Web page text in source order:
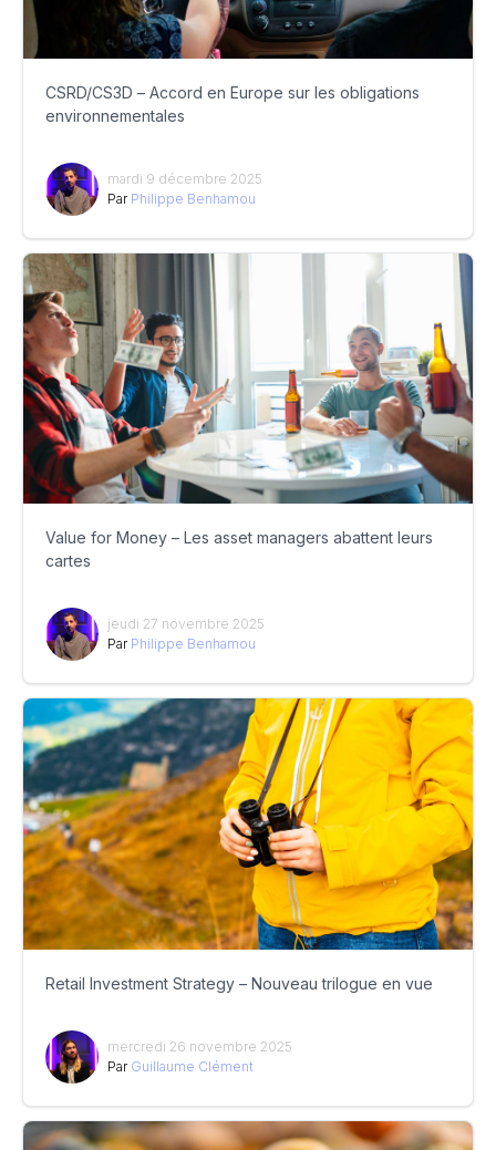
CSRD/CS3D – Accord en Europe sur les obligations
environnementales
mardi 9 décembre 2025
Par Philippe Benhamou
Value for Money – Les asset managers abattent leurs
cartes
jeudi 27 novembre 2025
Par Philippe Benhamou
Retail Investment Strategy – Nouveau trilogue en vue
mercredi 26 novembre 2025
Par Guillaume Clément